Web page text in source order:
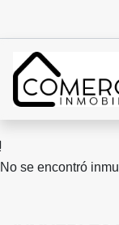
No se encontró